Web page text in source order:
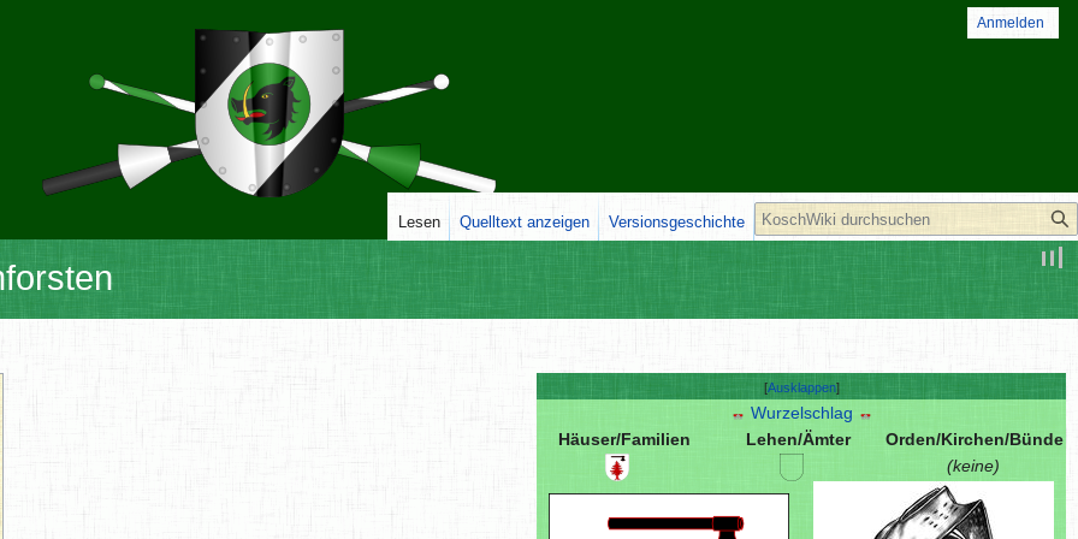
Ausklappen
Wurzelschlag
Häuser/Familien
Lehen/Ämter
Orden/Kirchen/Bünde
(keine)
Anmelden
Lesen Quelltext anzeigen Versionsgeschichte Suche